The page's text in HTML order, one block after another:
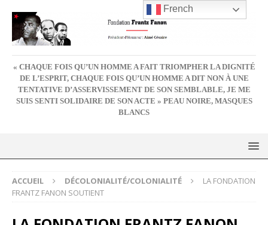
« CHAQUE FOIS QU’UN HOMME A FAIT TRIOMPHER LA DIGNITÉ
DE L’ESPRIT, CHAQUE FOIS QU’UN HOMME A DIT NON À UNE
TENTATIVE D’ASSERVISSEMENT DE SON SEMBLABLE, JE ME
SUIS SENTI SOLIDAIRE DE SON ACTE » PEAU NOIRE, MASQUES
BLANCS
ACCUEIL DÉCOLONIALITÉ/COLONIALITÉ
LA FONDATION
FRANTZ FANON SOUTIENT
French